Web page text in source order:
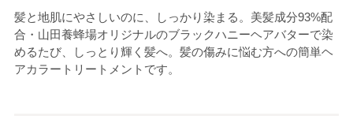
髪と地肌にやさしいのに、しっかり染まる。美髪成分93%配
合・山田養蜂場オリジナルのブラックハニーヘアバターで染
めるたび、しっとり輝く髪へ。髪の傷みに悩む方への簡単ヘ
アカラートリートメントです。